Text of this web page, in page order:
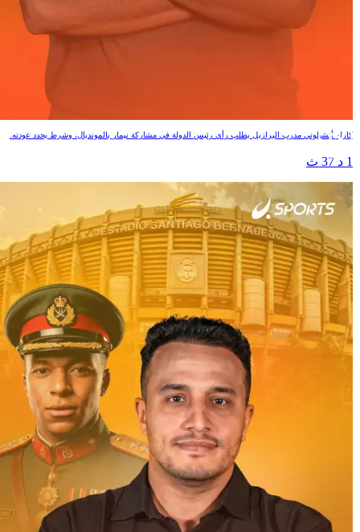
كارلو أنشيلوتي مدرب البرازيل يطلب رأي رئيس الدولة في مشاركة نيمار بالمونديال، وشرط يحدد عودته.